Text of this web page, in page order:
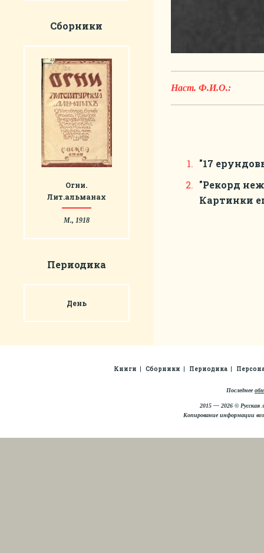
Сборники
Огни.
Лит.альманах
М., 1918
Периодика
День
Наст. Ф.И.О.:
"17
"Рекорд
Картинки
Книги Сборники Периодика
Последнее
2015 — 2026 © Русская
Копирование информации